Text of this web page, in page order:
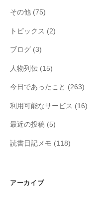
その他 (75)
トピックス (2)
ブログ (3)
人物列伝 (15)
今日であったこと (263)
利用可能なサービス (16)
最近の投稿 (5)
読書日記メモ (118)
アーカイブ